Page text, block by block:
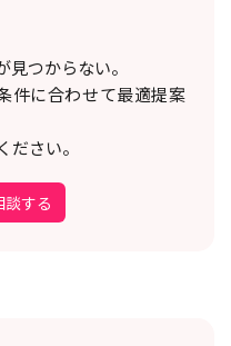
つからない。
件に合わせて最適提案
さい。
する